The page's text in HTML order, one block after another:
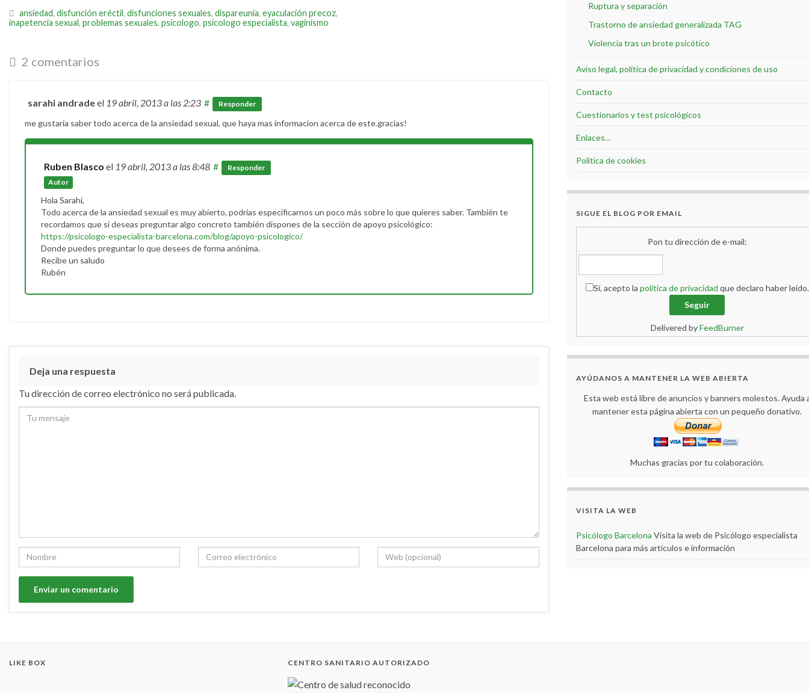
ansiedad, disfunción eréctil, disfunciones sexuales, dispareunia, eyaculación precoz,
inapetencia sexual, problemas sexuales, psicologo, psicologo especialista, vaginismo
2 comentarios
sarahi andradeel 19 abril, 2013a las 2:23 # Responder
me gustaria saber todo acerca de la ansiedad sexual, que haya mas informacion acerca de este.gracias!
Ruben Blasco el 19 abril, 2013a las 8:48
Autor
# Responder
Hola Sarahi,
Todo acerca de la ansiedad sexual es muy abierto, podrías especificarnos un poco más sobre lo que quieres saber. También te
recordamos que si deseas preguntar algo concreto también dispones de la sección de apoyo psicológico:
https://psicologo-especialista-barcelona.com/blog/apoyo-psicologico/
Donde puedes preguntar lo que desees de forma anónima.
Recibe un saludo
Rubén
Deja una respuesta
Tu dirección de correo electrónico no será publicada.
Ruptura y separación
Trastorno de ansiedad generalizada TAG
Violencia tras un brote psicótico
Aviso legal, política de privacidad y condiciones de uso
Contacto
Cuestionarios y test psicológicos
Enlaces…
Política de cookies
SIGUE EL BLOG POR EMAIL
Pon tu dirección de e-mail:
Sí, acepto la política de privacidad que declaro haber leído.
Delivered byFeedBurner
AYÚDANOS A MANTENER LA WEB ABIERTA
Esta web está libre de anuncios y banners molestos. Ayuda
mantener esta página abierta con un pequeño donativo.
Muchas gracias por tu colaboración.
VISITA LA WEB
Psicólogo Barcelona Visita la web de Psicólogo especialista
Barcelona para más artículos e información
LIKE BOX CENTRO SANITARIO AUTORIZADO